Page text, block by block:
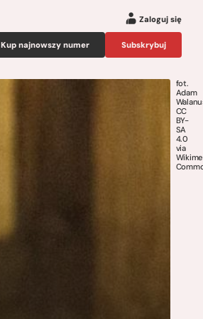
Zaloguj się
Kup najnowszy numer Subskrybuj
fot.
Adam
CC
BY-
SA
4.0
via